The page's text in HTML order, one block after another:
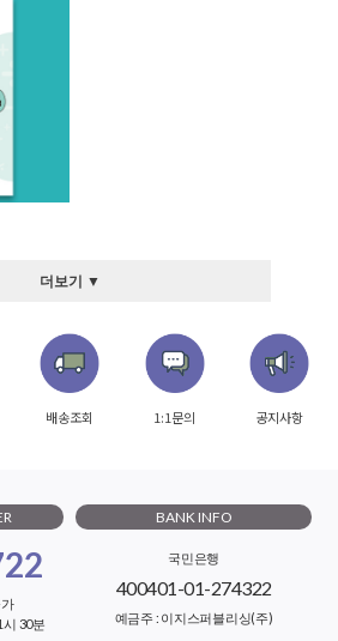
더보기 ▼
배송조회 1:1문의 공지사항
시 30분
BANK INFO
국민은행
400401-01-274322
예금주 : 이지스퍼블리싱(주)